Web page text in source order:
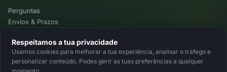
Perguntas
Envios & Prazos
Devoluções
Minha Conta
Respeitamos a tua privacidade
Usamos cookies para melhorar a tua experiência, analisar o tráfego e
personalizar conteúdo. Podes gerir as tuas preferências a qualquer